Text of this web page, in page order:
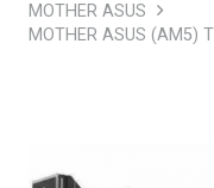
MOTHER ASUS
MOTHER ASUS (AM5)